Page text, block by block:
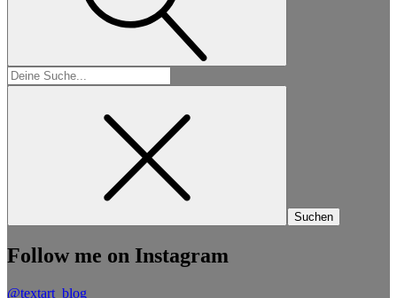
Suchen
nach:
Follow me on Instagram
@textart_blog